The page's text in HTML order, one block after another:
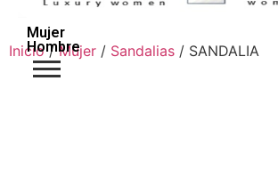
Mujer
Hombre
Inicio/Mujer / Sandalias / SANDALIA